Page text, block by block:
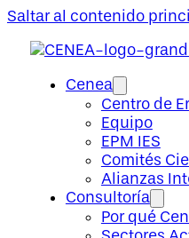
Saltar al contenido
Cenea
Centro de
Equipo
EPM IES
Comités
Alianzas
Consultoría
Por qué